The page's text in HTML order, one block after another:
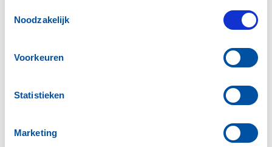
Noodzakelijk
Voorkeuren
Statistieken
Marketing
Info over Rotary Wierden
Projecten